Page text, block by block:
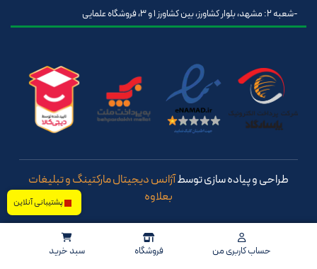
-شعبه 2: مشهد، بلوار کشاورز، بین کشاورز 1 و 3، فروشگاه علمایی
طراحی و پیاده سازی توسطآژانس دیجیتال مارکتینگ و تبلیغات
بعلاوه
حساب کاربری من فروشگاه سبد خرید
پشتیبانی آنلاین